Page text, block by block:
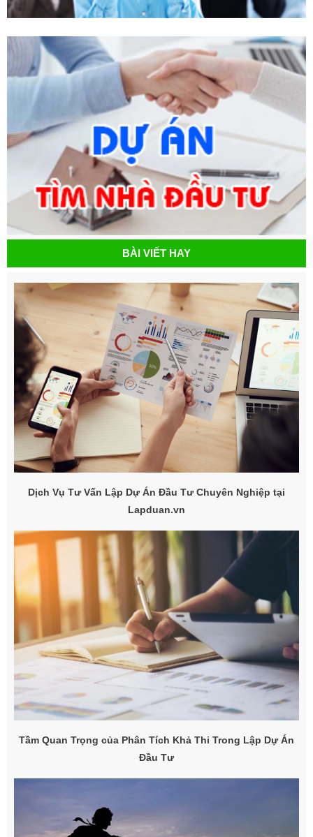
BÀI VIẾT HAY
Dịch Vụ Tư Vấn Lập Dự Án Đầu Tư Chuyên Nghiệp tại
Lapduan.vn
Tầm Quan Trọng của Phân Tích Khả Thi Trong Lập Dự Án
Đầu Tư